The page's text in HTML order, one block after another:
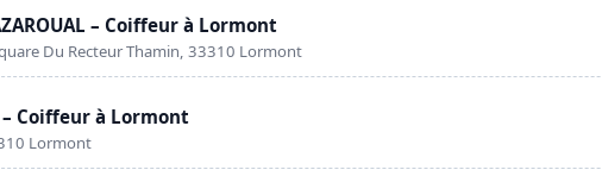
– Coiffeur à Lormont
Du Recteur Thamin, 33310 Lormont
– Coiffeur à Lormont
Lormont